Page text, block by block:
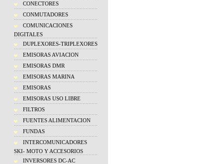
CONECTORES
CONMUTADORES
COMUNICACIONES
DIGITALES
DUPLEXORES-TRIPLEXORES
EMISORAS AVIACION
EMISORAS DMR
EMISORAS MARINA
EMISORAS
EMISORAS USO LIBRE
FILTROS
FUENTES ALIMENTACION
FUNDAS
INTERCOMUNICADORES
SKI- MOTO Y ACCESORIOS
INVERSORES DC-AC